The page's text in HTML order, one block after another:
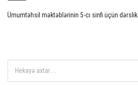
Ümumtəhsil məktəblərinin 5-cı sinfi üçün dərslik
for: